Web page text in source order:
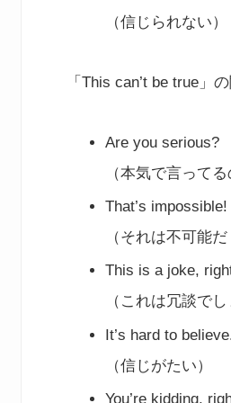
（信じられない）
「This can’t be true」
Are you serious?
（本気で言ってる
That’s impossible!
（それは不可能だ
This is a joke,
（これは冗談でし
It’s hard to
（信じがたい）
You’re kidding,